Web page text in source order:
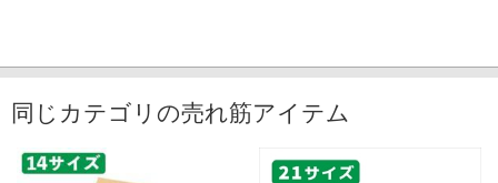
同じカテゴリの売れ筋アイテム